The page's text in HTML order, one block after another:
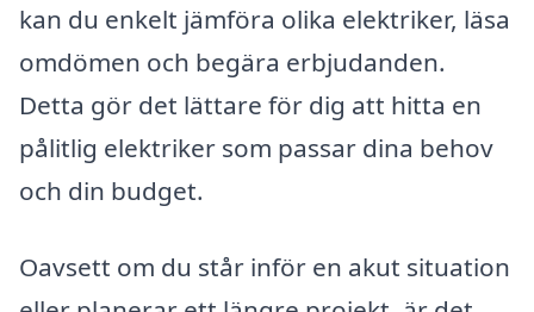
kan du enkelt jämföra olika elektriker, läsa
omdömen och begära erbjudanden.
Detta gör det lättare för dig att hitta en
pålitlig elektriker som passar dina behov
och din budget.
Oavsett om du står inför en akut situation